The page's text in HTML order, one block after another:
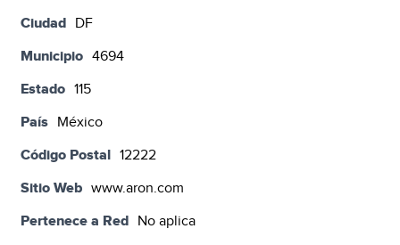
Ciudad DF
Municipio 4694
Estado 115
País México
Código Postal 12222
Sitio Web www.aron.com
Pertenece a Red No aplica